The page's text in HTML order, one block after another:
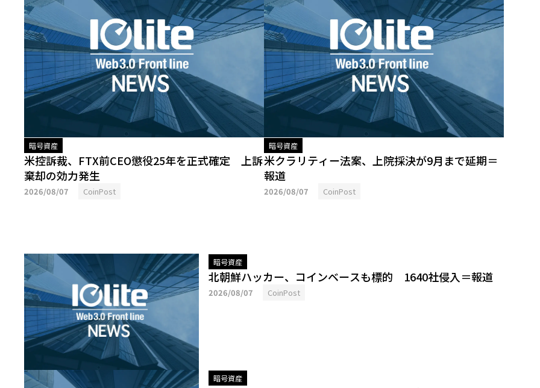
暗号資産
米控訴裁、FTX前CEO懲役25年を正式確定 上訴
棄却の効力発生
2026/08/07 CoinPost
暗号資産
米クラリティー法案、上院採決が9月まで延期＝
報道
2026/08/07 CoinPost
暗号資産
北朝鮮ハッカー、コインベースも標的 1640社侵入＝報道
2026/08/07 CoinPost
暗号資産